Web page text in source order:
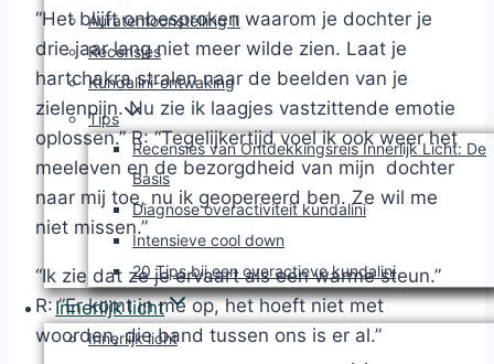
Auratentoonstelling II
Recensies
Kundalini-ontwaking
Tips
Recensies van Ontdekkingsreis Innerlijk Licht: De
Basis
Diagnose overactiviteit kundalini
Intensieve cool down
20 Tips bij een overactieve kundalini
Innerlijk licht
Innerlijk licht
“Het blijft onbesproken waarom je dochter je
drie jaar lang niet meer wilde zien. Laat je
hartchakra stralen naar de beelden van je
zielenpijn. Nu zie ik laagjes vastzittende emotie
oplossen.” R: “Tegelijkertijd voel ik ook weer het
meeleven en de bezorgdheid van mijn dochter
naar mij toe, nu ik geopereerd ben. Ze wil me
niet missen.”
“Ik zie dat ze je ervaart als een warme steun.”
R: ”Er komt in me op, het hoeft niet met
woorden, die band tussen ons is er al.”